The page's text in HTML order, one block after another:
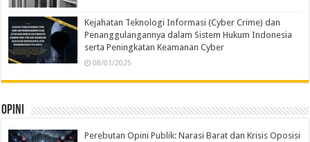
Kejahatan Teknologi Informasi (Cyber Crime) dan
Penanggulangannya dalam Sistem Hukum Indonesia
serta Peningkatan Keamanan Cyber
08/01/2025
Opini
Perebutan Opini Publik: Narasi Barat dan Krisis Oposisi